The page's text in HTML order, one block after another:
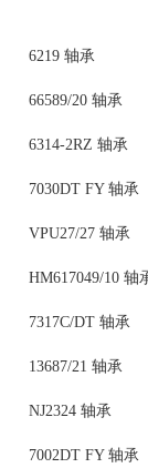
6219 轴承
66589/20 轴承
6314-2RZ 轴承
7030DT FY 轴承
VPU27/27 轴承
HM617049/10 轴
7317C/DT 轴承
13687/21 轴承
NJ2324 轴承
7002DT FY 轴承